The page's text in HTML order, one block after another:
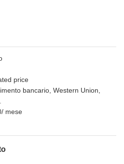
price
bancario, Western Union,
mese